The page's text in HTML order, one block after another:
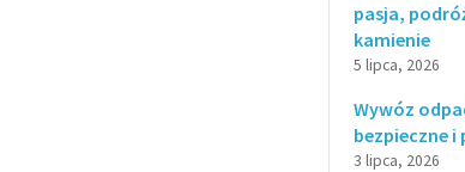
pasja,
kamienie
5 lipca, 2026
Wywóz
bezpieczne i
3 lipca, 2026